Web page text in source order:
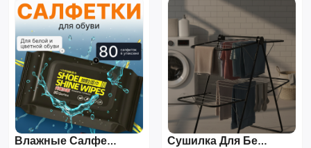
Влажные Салфетки Для Обуви Сушилка Для Белья, Напольная, Раскладная